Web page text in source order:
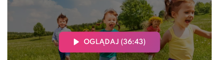
OGLĄDAJ (36:43)